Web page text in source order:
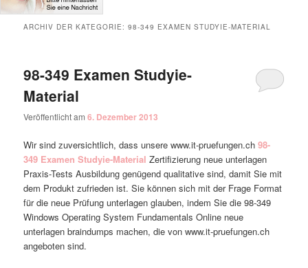
ARCHIV DER KATEGORIE:98-349 EXAMEN STUDYIE-MATERIAL
98-349 Examen Studyie-
Material
Veröffentlicht am6. Dezember 2013
Wir sind zuversichtlich, dass unsere www.it-pruefungen.ch98-
349 Examen Studyie-Material Zertifizierung neue unterlagen
Praxis-Tests Ausbildung genügend qualitative sind, damit Sie mit
dem Produkt zufrieden ist. Sie können sich mit der Frage Format
für die neue Prüfung unterlagen glauben, indem Sie die 98-349
Windows Operating System Fundamentals Online neue
unterlagen braindumps machen, die von www.it-pruefungen.ch
angeboten sind.